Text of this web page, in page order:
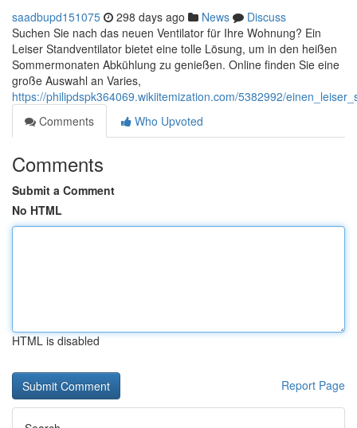
saadbupd151075 298 days ago News
Discuss
Suchen Sie nach das neuen Ventilator für Ihre Wohnung? Ein
Leiser Standventilator bietet eine tolle Lösung, um in den heißen
Sommermonaten Abkühlung zu genießen. Online finden Sie eine
große Auswahl an Varies,
https://philipdspk364069.wikiitemization.com/5382992/
Comments
Who Upvoted
Comments
Submit a Comment
No HTML
HTML is disabled
Report Page